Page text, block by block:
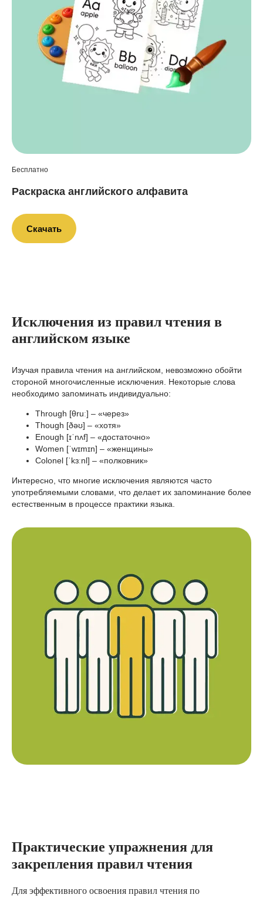
Бесплатно
Раскраска английского алфавита
Скачать
Исключения из правил чтения в
английском языке
Изучая правила чтения на английском, невозможно обойти
стороной многочисленные исключения. Некоторые слова
необходимо запоминать индивидуально:
Through [θruː] – «через»
Though [ðəʊ] – «хотя»
Enough [ɪˈnʌf] – «достаточно»
Women [ˈwɪmɪn] – «женщины»
Colonel [ˈkɜːnl] – «полковник»
Интересно, что многие исключения являются часто
употребляемыми словами, что делает их запоминание более
естественным в процессе практики языка.
Практические упражнения для
закрепления правил чтения
Для эффективного освоения правил чтения по